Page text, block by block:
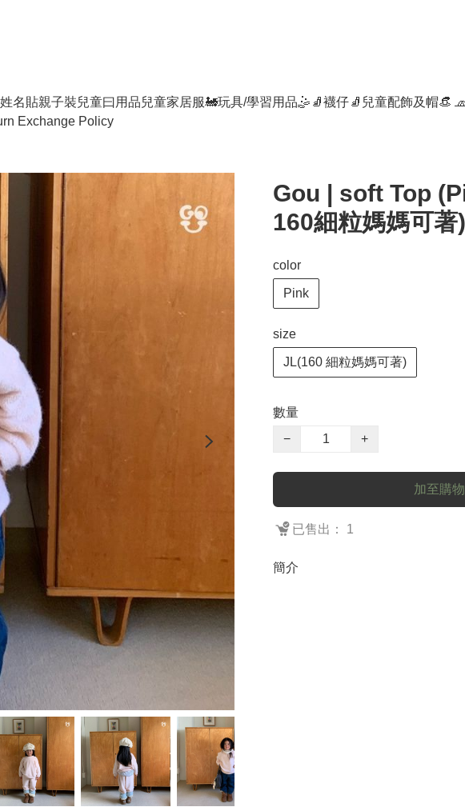
名貼親子裝兒童曰用品兒童家居服🚂玩具/學習用品🤹 🧦襪仔🧦 兒童配飾及帽👒
Exchange Policy
Gou | soft Top
160細粒媽媽可著)
color
Pink
size
JL(160 細粒媽媽可著)
數量
−
+
加至購
已售出： 1
簡介